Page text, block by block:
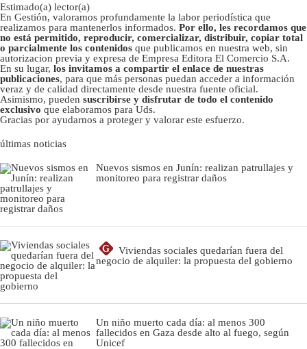
Estimado(a) lector(a)
En Gestión, valoramos profundamente la labor periodística que
realizamos para mantenerlos informados. Por ello, les recordamos que
no está permitido, reproducir, comercializar, distribuir, copiar total
o parcialmente los contenidos que publicamos en nuestra web, sin
autorizacion previa y expresa de Empresa Editora El Comercio S.A.
En su lugar, los invitamos a compartir el enlace de nuestras
publicaciones, para que más personas puedan acceder a información
veraz y de calidad directamente desde nuestra fuente oficial.
Asimismo, pueden suscribirse y disfrutar de todo el contenido
exclusivo que elaboramos para Uds.
Gracias por ayudarnos a proteger y valorar este esfuerzo.
últimas noticias
Nuevos sismos en Junín: realizan patrullajes y
monitoreo para registrar daños
G
Viviendas sociales quedarían fuera del
negocio de alquiler: la propuesta del gobierno
Un niño muerto cada día: al menos 300
fallecidos en Gaza desde alto al fuego, según
Unicef